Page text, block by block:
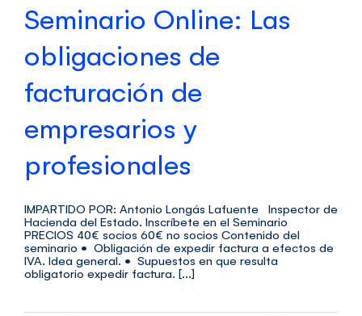
Seminario Online: Las
obligaciones de
facturación de
empresarios y
profesionales
IMPARTIDO POR: Antonio Longás Lafuente Inspector de
Hacienda del Estado. Inscríbete en el Seminario
PRECIOS 40€ socios 60€ no socios Contenido del
seminario • Obligación de expedir factura a efectos de
IVA. Idea general. • Supuestos en que resulta
obligatorio expedir factura. [...]